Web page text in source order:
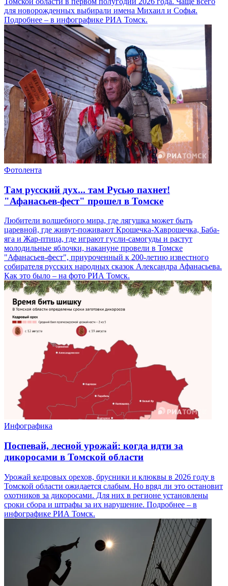
для новорожденных выбирали имена Михаил и Софья.
Подробнее – в инфографике РИА Томск.
Фотолента
Там русский дух... там Русью пахнет!
"Афанасьев-фест" прошел в Томске
Любители волшебного мира, где лягушка может быть
царевной, где живут-поживают Крошечка-Хаврошечка, Баба-
яга и Жар-птица, где играют гусли-самогуды и растут
молодильные яблочки, накануне провели в Томске
"Афанасьев-фест", приуроченный к 200-летию известного
собирателя русских народных сказок Александра Афанасьева.
Как это было – на фото РИА Томск.
Инфографика
Поспевай, лесной урожай: когда идти за
дикоросами в Томской области
Урожай кедровых орехов, брусники и клюквы в 2026 году в
Томской области ожидается слабым. Но вряд ли это остановит
охотников за дикоросами. Для них в регионе установлены
сроки сбора и штрафы за их нарушение. Подробнее – в
инфографике РИА Томск.